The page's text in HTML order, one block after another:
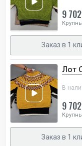
9
Заказ в 1
Лот
В
9
Заказ в 1